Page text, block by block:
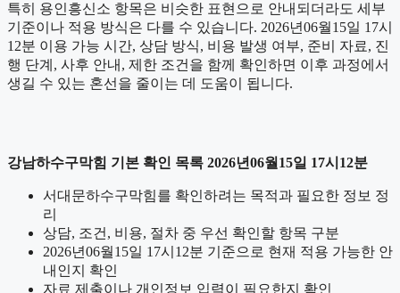
특히 용인흥신소 항목은 비슷한 표현으로 안내되더라도 세부
기준이나 적용 방식은 다를 수 있습니다. 2026년06월15일 17시
12분 이용 가능 시간, 상담 방식, 비용 발생 여부, 준비 자료, 진
행 단계, 사후 안내, 제한 조건을 함께 확인하면 이후 과정에서
생길 수 있는 혼선을 줄이는 데 도움이 됩니다.
강남하수구막힘 기본 확인 목록 2026년06월15일 17시12분
서대문하수구막힘를 확인하려는 목적과 필요한 정보 정
리
상담, 조건, 비용, 절차 중 우선 확인할 항목 구분
2026년06월15일 17시12분 기준으로 현재 적용 가능한 안
내인지 확인
자료 제출이나 개인정보 입력이 필요한지 확인